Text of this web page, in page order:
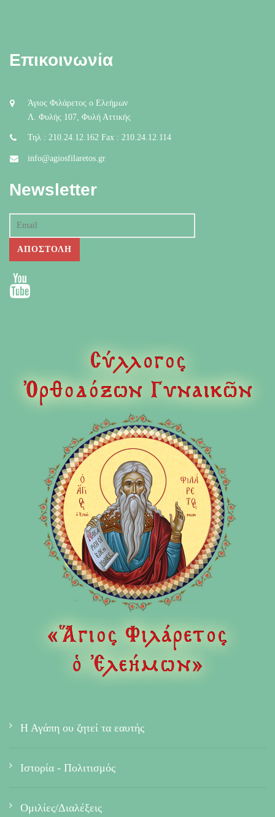
Επικοινωνία
Άγιος Φιλάρετος ο Ελεήμων
Λ. Φυλής 107, Φυλή Αττικής
Τηλ : 210.24.12.162 Fax : 210.24.12.114
info@agiosfilaretos.gr
Newsletter
Η Αγάπη ου ζητεί τα εαυτής
Ιστορία - Πολιτισμός
Ομιλίες/Διαλέξεις